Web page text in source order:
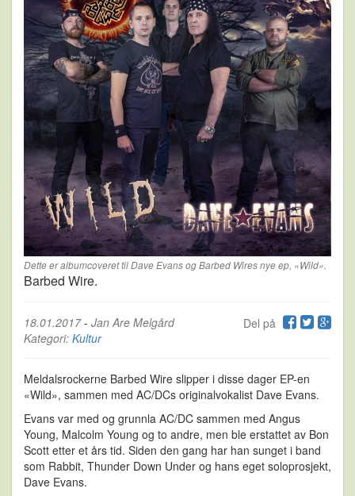
Dette er albumcoveret til Dave Evans og Barbed Wires nye ep, «Wild».
Barbed Wire.
Del på
18.01.2017- Jan Are Melgård
Kategori: Kultur
Meldalsrockerne Barbed Wire slipper i disse dager EP-en
«Wild», sammen med AC/DCs originalvokalist Dave Evans.
Evans var med og grunnla AC/DC sammen med Angus
Young, Malcolm Young og to andre, men ble erstattet av Bon
Scott etter et års tid. Siden den gang har han sunget i band
som Rabbit, Thunder Down Under og hans eget soloprosjekt,
Dave Evans.